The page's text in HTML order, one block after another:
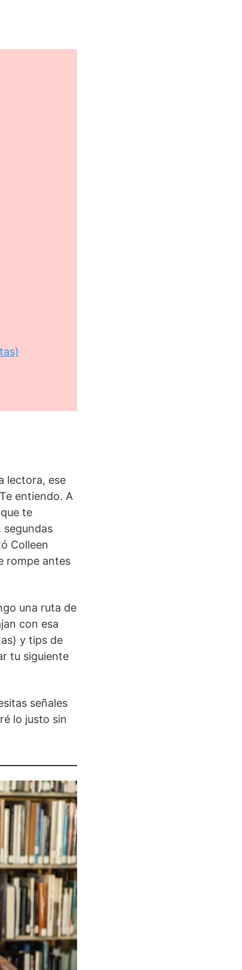
lectora, ese
entiendo. A
te
segundas
Colleen
rompe antes
una ruta de
con esa
y tips de
tu siguiente
señales
lo justo sin